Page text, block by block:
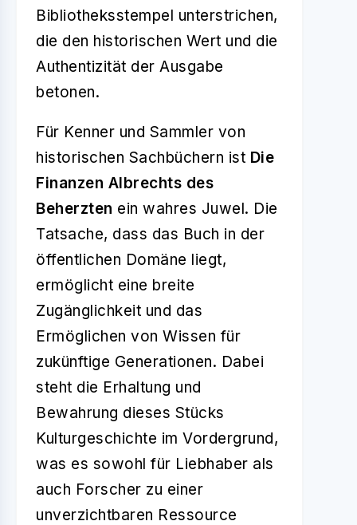
Bibliotheksstempel unterstrichen,
die den historischen Wert und die
Authentizität der Ausgabe
betonen.
Für Kenner und Sammler von
historischen Sachbüchern ist Die
Finanzen Albrechts des
Beherzten ein wahres Juwel. Die
Tatsache, dass das Buch in der
öffentlichen Domäne liegt,
ermöglicht eine breite
Zugänglichkeit und das
Ermöglichen von Wissen für
zukünftige Generationen. Dabei
steht die Erhaltung und
Bewahrung dieses Stücks
Kulturgeschichte im Vordergrund,
was es sowohl für Liebhaber als
auch Forscher zu einer
unverzichtbaren Ressource